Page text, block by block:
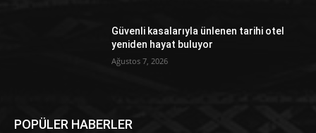
Güvenli kasalarıyla ünlenen tarihi otel
yeniden hayat buluyor
Ağustos 7, 2026
POPÜLER HABERLER